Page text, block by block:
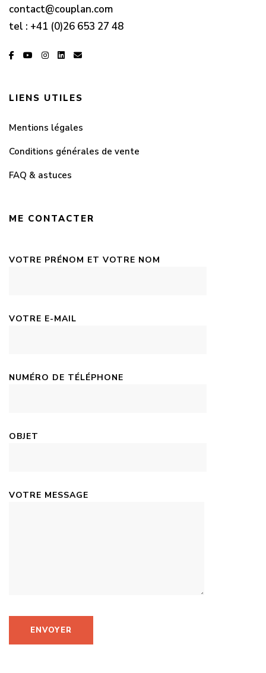
contact@couplan.com
tel : +41 (0)26 653 27 48
LIENS UTILES
Mentions légales
Conditions générales de vente
FAQ & astuces
ME CONTACTER
VOTRE PRÉNOM ET VOTRE NOM
VOTRE E-MAIL
NUMÉRO DE TÉLÉPHONE
OBJET
VOTRE MESSAGE